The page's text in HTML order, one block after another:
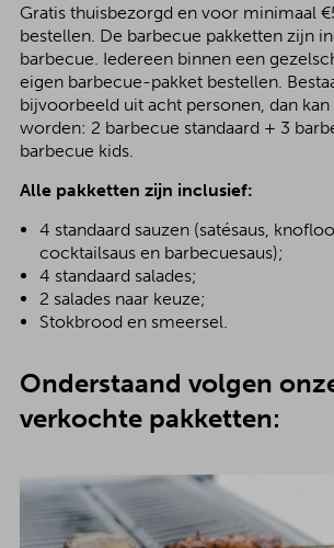
Gratis thuisbezorgd en voor minimaal
bestellen. De barbecue pakketten zijn
barbecue. Iedereen binnen een
eigen barbecue-pakket bestellen.
bijvoorbeeld uit acht personen, dan
worden: 2 barbecue standaard + 3
barbecue kids.
Alle pakketten zijn inclusief:
4 standaard sauzen (satésaus,
cocktailsaus en barbecuesaus);
4 standaard salades;
2 salades naar keuze;
Stokbrood en smeersel.
Onderstaand volgen
verkochte pakketten: